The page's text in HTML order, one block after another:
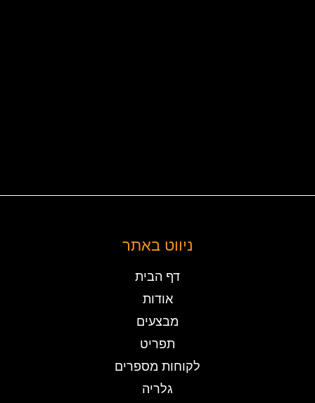
ניווט באתר
דף הבית
אודות
מבצעים
תפריט
לקוחות מספרים
גלריה